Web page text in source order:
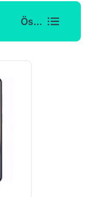
Összes